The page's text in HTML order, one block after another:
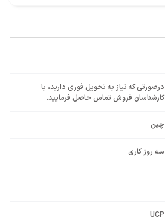
درصورتی که نیاز به تحویل فوری دارید، با
کارشناسان فروش تماس حاصل فرمایید.
چین
سه روز کاری
UCP